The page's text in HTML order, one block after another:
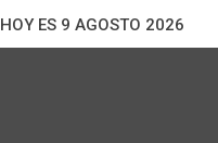
HOY ES 9 AGOSTO 2026